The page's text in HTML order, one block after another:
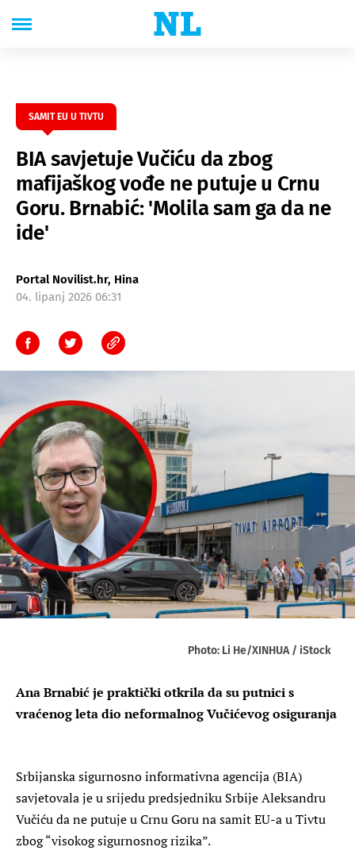
SAMIT EU U TIVTU
BIA savjetuje Vučiću da zbog
mafijaškog vođe ne putuje u Crnu
Goru. Brnabić: 'Molila sam ga da ne
ide'
Portal Novilist.hr, Hina
04. lipanj 2026 06:31
Photo: Li He/XINHUA / iStock
Ana Brnabić je praktički otkrila da su putnici s
vraćenog leta dio neformalnog Vučićevog osiguranja
Srbijanska sigurnosno informativna agencija (BIA)
savjetovala je u srijedu predsjedniku Srbije Aleksandru
Vučiću da ne putuje u Crnu Goru na samit EU-a u Tivtu
zbog “visokog sigurnosnog rizika”.